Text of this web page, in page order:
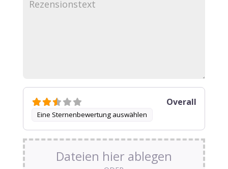
Eine Sternenbewertung auswählen
Overall
Dateien hier ablegen